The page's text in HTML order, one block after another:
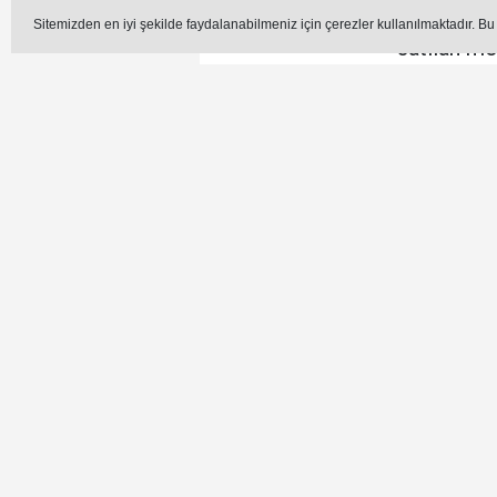
Sitemizden en iyi şekilde faydalanabilmeniz için çerezler kullanılmaktadır.
ABD ile İran arasında
satılan